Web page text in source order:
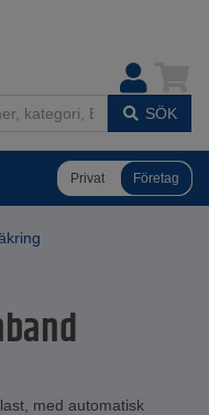
SÖK
Privat Företag
med automatisk